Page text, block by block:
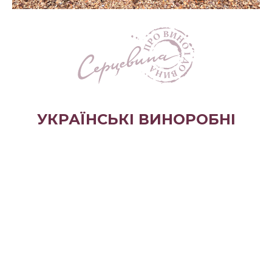
УКРАЇНСЬКІ ВИНОРОБНІ